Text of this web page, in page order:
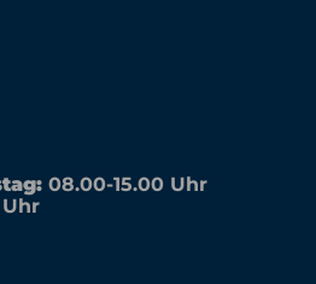
08.00-15.00 Uhr